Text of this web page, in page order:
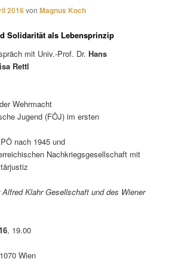
2016vonMagnus Koch
Solidarität als Lebensprinzip
mit Univ.-Prof. Dr.Hans
Rettl
Wehrmacht
Jugend (FÖJ) im ersten
nach 1945 und
Nachkriegsgesellschaft mit
Klahr Gesellschaft und des Wiener
, 19.00
Wien